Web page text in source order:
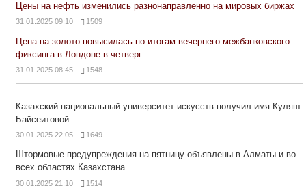
Цены на нефть изменились разнонаправленно на мировых биржах
31.01.2025 09:10 1509
Цена на золото повысилась по итогам вечернего межбанковского
фиксинга в Лондоне в четверг
31.01.2025 08:45 1548
Казахский национальный университет искусств получил имя Куляш
Байсеитовой
30.01.2025 22:05 1649
Штормовые предупреждения на пятницу объявлены в Алматы и во
всех областях Казахстана
30.01.2025 21:10 1514